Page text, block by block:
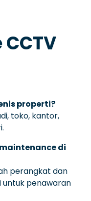
properti?
toko, kantor,
di
perangkat dan
untuk penawaran